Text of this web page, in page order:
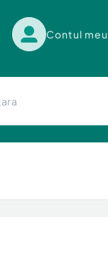
Contul meu